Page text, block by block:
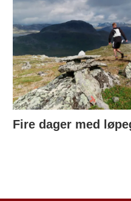
Fire dager med